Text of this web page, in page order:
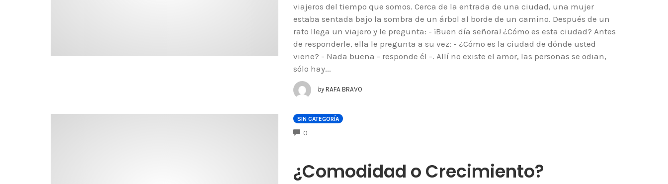
viajeros del tiempo que somos. Cerca de la entrada de una ciudad, una mujer
estaba sentada bajo la sombra de un árbol al borde de un camino. Después de un
rato llega un viajero y le pregunta: - ¡Buen día señora! ¿Cómo es esta ciudad? Antes
de responderle, ella le pregunta a su vez: - ¿Cómo es la ciudad de dónde usted
viene? - Nada buena - responde él -. Allí no existe el amor, las personas se odian,
sólo hay...
by RAFA BRAVO
SIN CATEGORÍA
0
¿Comodidad o Crecimiento?